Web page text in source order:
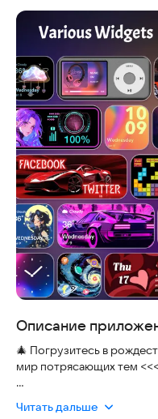
Описание
🎄 Погрузитесь в
мир потрясающих тем
наполнят каждый момент
Читать дальше